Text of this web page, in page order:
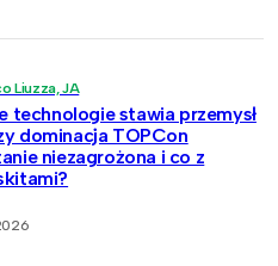
Liuzza, JA
technologie stawia przemysł
dominacja TOPCon
niezagrożona i co z